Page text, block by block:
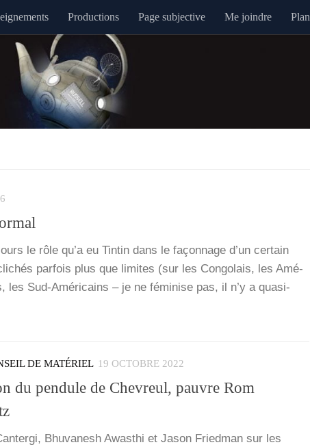
Productions Page subjective Me joindre Plan
le rôle qu’a eu Tin­tin dans le façon­nage d’un cer­tain
par­fois plus que limites (sur les Congo­lais, les Amé­
les Sud-Amé­­ri­­cains – je ne fémi­nise pas, il n’y a qua­si­
DE MATÉRIEL 19 OCTOBRE 2022
du pendule de Chevreul, pauvre Rom
Bhu­va­nesh Awas­thi et Jason Fried­man sur les